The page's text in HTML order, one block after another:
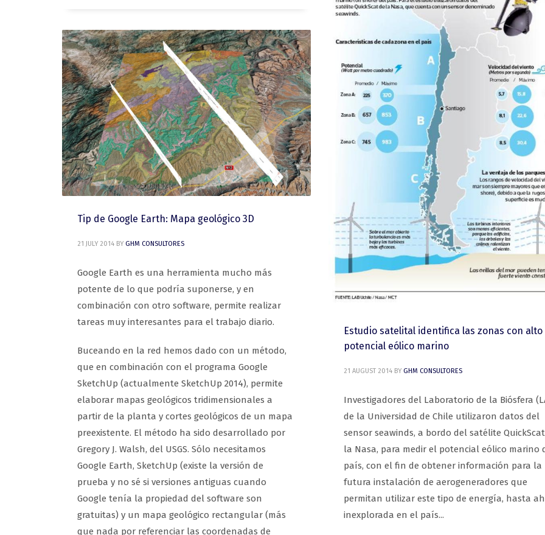
Estudio satelital identifica las zonas con alto
potencial eólico marino
21 AUGUST 2014 BY GHM CONSULTORES
Investigadores del Laboratorio de la Biósfera
de la Universidad de Chile utilizaron datos del
sensor seawinds, a bordo del satélite
la Nasa, para medir el potencial eólico marino
país, con el fin de obtener información para la
futura instalación de aerogeneradores que
permitan utilizar este tipo de energía, hasta
inexplorada en el país...
Tip de Google Earth: Mapa geológico 3D
21 JULY 2014 BY GHM CONSULTORES
Google Earth es una herramienta mucho más
potente de lo que podría suponerse, y en
combinación con otro software, permite realizar
tareas muy interesantes para el trabajo diario.
Buceando en la red hemos dado con un método,
que en combinación con el programa Google
SketchUp (actualmente SketchUp 2014), permite
elaborar mapas geológicos tridimensionales a
partir de la planta y cortes geológicos de un mapa
preexistente. El método ha sido desarrollado por
Gregory J. Walsh, del USGS. Sólo necesitamos
Google Earth, SketchUp (existe la versión de
prueba y no sé si versiones antiguas cuando
Google tenía la propiedad del software son
gratuitas) y un mapa geológico rectangular (más
que nada por referenciar las coordenadas de